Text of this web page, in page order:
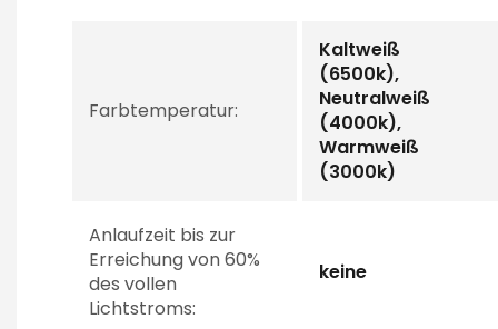
Farbtemperatur:
Kaltweiß
(6500k),
Neutralweiß
(4000k),
Warmweiß
(3000k)
Anlaufzeit bis zur
Erreichung von 60%
des vollen
Lichtstroms:
keine